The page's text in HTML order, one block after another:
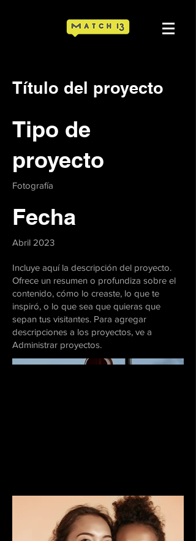
Título del proyecto
Tipo de
proyecto
Fotografía
Fecha
Abril 2023
Incluye aquí la descripción del proyecto.
Ofrece un resumen o profundiza sobre el
contenido, cómo lo creaste, lo que te
inspiró, o lo que sea que quieras que
sepan tus visitantes. Para agregar
descripciones a los proyectos, ve a
Administrar proyectos.